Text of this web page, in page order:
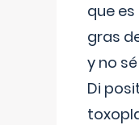
que
gras
y no
Di